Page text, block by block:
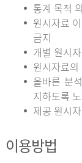
통계 목적
원시자료
금지
개별 원시
원시자료
올바른 분
지하도록
제공 원시
이용방법